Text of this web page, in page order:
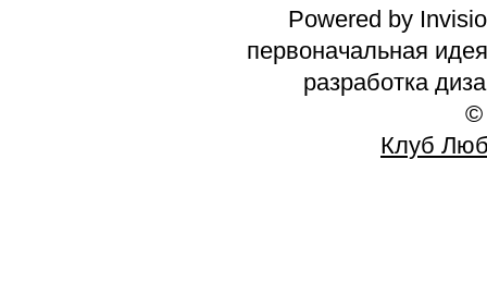
Powered by
первоначальная
разработка
©
Клуб